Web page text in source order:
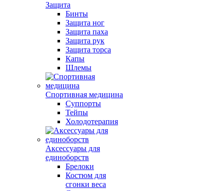
Защита
Бинты
Защита ног
Защита паха
Защита рук
Защита торса
Капы
Шлемы
Спортивная медицина
Суппорты
Тейпы
Холодотерапия
Аксессуары для
единоборств
Брелоки
Костюм для
сгонки веса